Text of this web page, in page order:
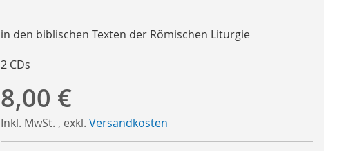
in den biblischen Texten der Römischen Liturgie
2 CDs
8,00 €
Inkl. MwSt. , exkl. Versandkosten